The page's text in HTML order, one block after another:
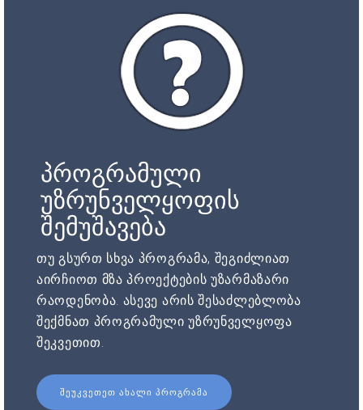
პროგრამული
უზრუნველყოფის
შემუშავება
თუ გსურთ სხვა პროგრამა, შეგიძლიათ
აირჩიოთ მზა პროექტების უზარმაზარი
რაოდენობა. ასევე არის შესაძლებლობა
შექმნათ პროგრამული უზრუნველყოფა
შეკვეთით.
ᲨᲔᲣᲙᲕᲔᲗᲔᲗ ᲐᲮᲐᲚᲘ ᲞᲠᲝᲒᲠᲐᲛᲐ